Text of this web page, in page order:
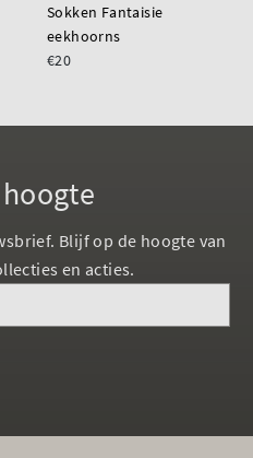
Sokken Fantaisie
eekhoorns
€20
Blijf op de hoogte van
en acties.